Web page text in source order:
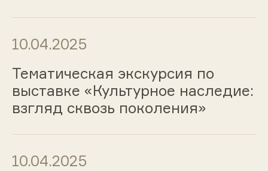
10.04.2025
Тематическая экскурсия по
выставке «Культурное наследие:
взгляд сквозь поколения»
10.04.2025